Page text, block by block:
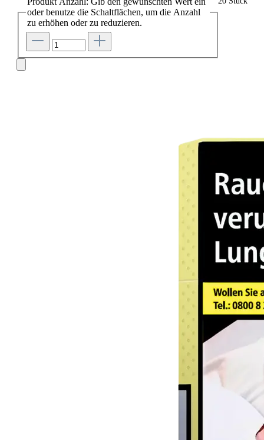
oder benutze die Schaltflächen, um die Anzahl
zu erhöhen oder zu reduzieren.